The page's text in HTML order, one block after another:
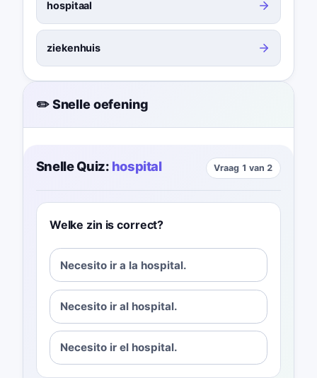
hospitaal
ziekenhuis
✏️ Snelle oefening
Snelle Quiz: hospital Vraag 1 van 2
Welke zin is correct?
Necesito ir a la hospital.
Necesito ir al hospital.
Necesito ir el hospital.